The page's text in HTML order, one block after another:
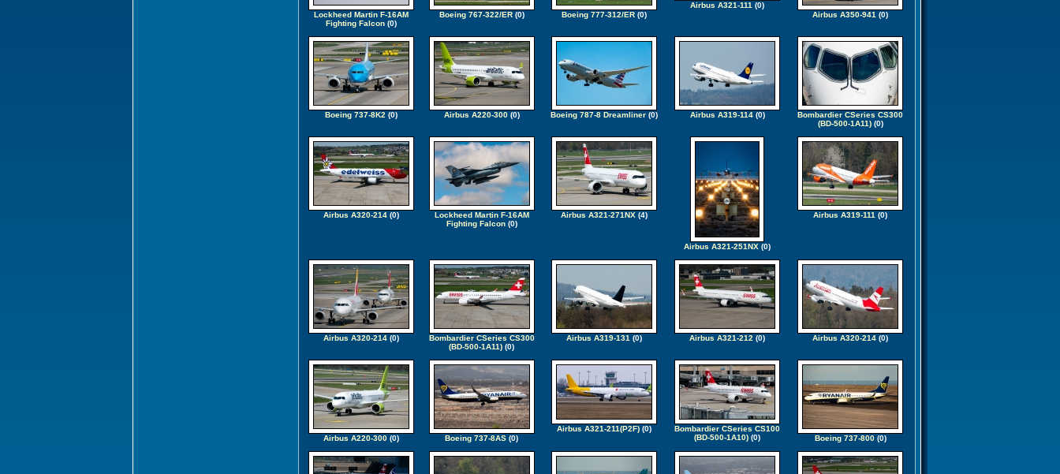
Lockheed Martin F-16AM
Fighting Falcon (0)
Boeing 767-322/ER(0) Boeing 777-312/ER (0)
Airbus A321-111 (0)
Airbus A350-941 (0)
Boeing 737-8K2 (0) Airbus A220-300(0) Boeing 787-8 Dreamliner (0) Airbus A319-114(0)
Bombardier CSeries CS300
(BD-500-1A11)(0)
Airbus A320-214 (0)
Lockheed Martin F-16AM
Fighting Falcon(0)
Airbus A321-271NX (4)
Airbus A321-251NX (0)
Airbus A319-111 (0)
Airbus A320-214 (0)
Bombardier CSeries CS300
(BD-500-1A11) (0)
Airbus A319-131 (0) Airbus A321-212 (0) Airbus A320-214 (0)
Airbus A220-300 (0) Boeing 737-8AS (0)
Airbus A321-211(P2F) (0)
Bombardier CSeries CS100
(BD-500-1A10) (0) Boeing 737-800(0)